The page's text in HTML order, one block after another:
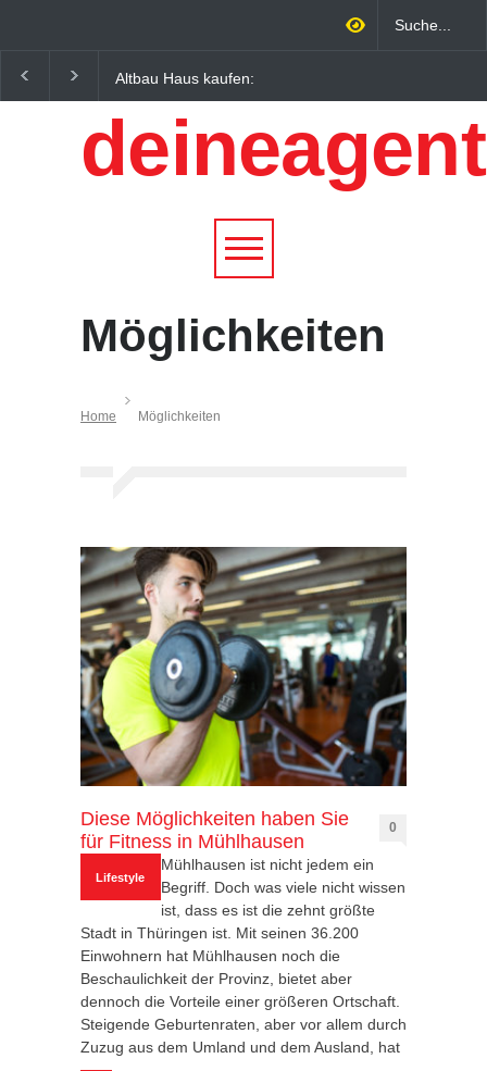
Altbau Haus kaufen:
Unterschiede zwischen
Süddeutschland und
Österreich einfach erklärt
Wirtschaftsfaktor: Wie
Qualitätstourismus
profitieren
Möglichkeiten
Home Möglichkeiten
Diese Möglichkeiten haben Sie
für Fitness in Mühlhausen
0
Lifestyle
Mühlhausen ist nicht jedem ein
Begriff. Doch was viele nicht wissen
ist, dass es ist die zehnt größte
Stadt in Thüringen ist. Mit seinen 36.200
Einwohnern hat Mühlhausen noch die
Beschaulichkeit der Provinz, bietet aber
dennoch die Vorteile einer größeren Ortschaft.
Steigende Geburtenraten, aber vor allem durch
Zuzug aus dem Umland und dem Ausland, hat